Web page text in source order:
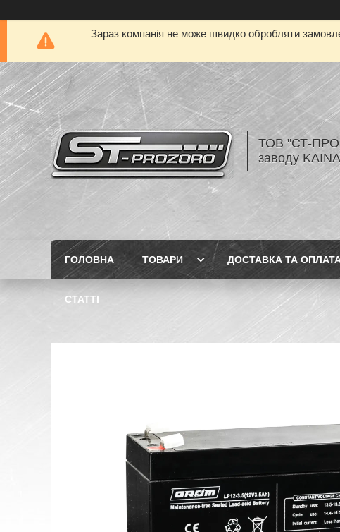
Зараз компанія не може швидко обробляти
ТОВ "СТ-
заводу
ГОЛОВНА ТОВАРИ ДОСТАВКА ТА
СТАТТІ